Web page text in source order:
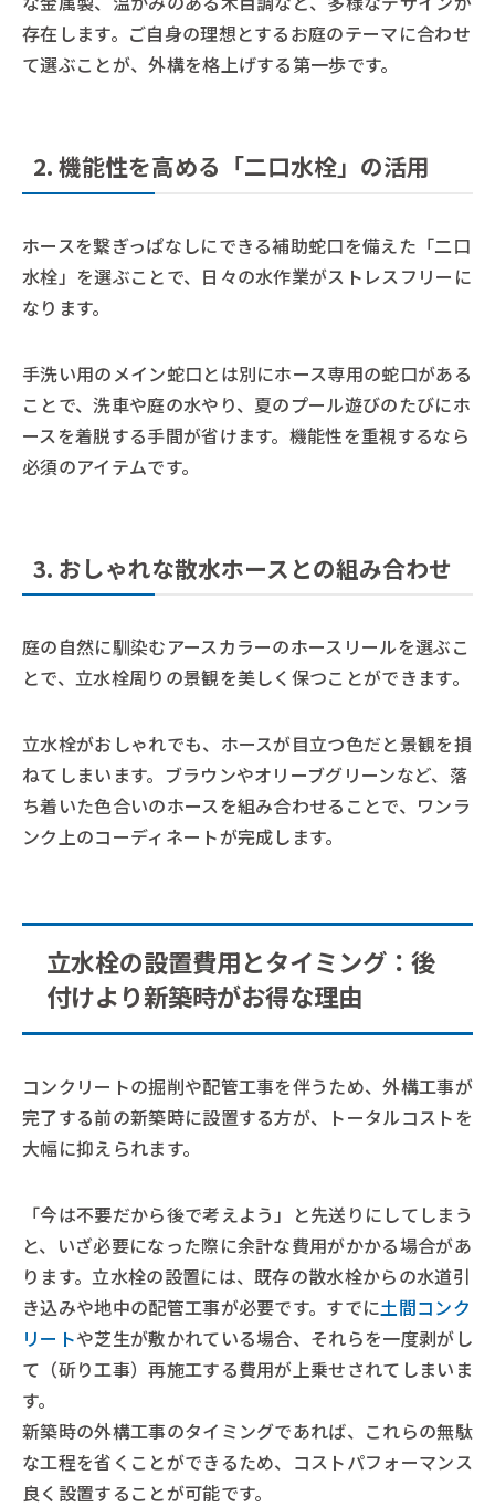
存在します。ご自身の理想とするお庭のテーマに合わせ
て選ぶことが、外構を格上げする第一歩です。
2. 機能性を高める「二口水栓」の活用
ホースを繋ぎっぱなしにできる補助蛇口を備えた「二口
水栓」を選ぶことで、日々の水作業がストレスフリーに
なります。
手洗い用のメイン蛇口とは別にホース専用の蛇口がある
ことで、洗車や庭の水やり、夏のプール遊びのたびにホ
ースを着脱する手間が省けます。機能性を重視するなら
必須のアイテムです。
3. おしゃれな散水ホースとの組み合わせ
庭の自然に馴染むアースカラーのホースリールを選ぶこ
とで、立水栓周りの景観を美しく保つことができます。
立水栓がおしゃれでも、ホースが目立つ色だと景観を損
ねてしまいます。ブラウンやオリーブグリーンなど、落
ち着いた色合いのホースを組み合わせることで、ワンラ
ンク上のコーディネートが完成します。
立水栓の設置費用とタイミング：後
付けより新築時がお得な理由
コンクリートの掘削や配管工事を伴うため、外構工事が
完了する前の新築時に設置する方が、トータルコストを
大幅に抑えられます。
「今は不要だから後で考えよう」と先送りにしてしまう
と、いざ必要になった際に余計な費用がかかる場合があ
ります。立水栓の設置には、既存の散水栓からの水道引
き込みや地中の配管工事が必要です。すでに土間コンク
リートや芝生が敷かれている場合、それらを一度剥がし
て（斫り工事）再施工する費用が上乗せされてしまいま
す。
新築時の外構工事のタイミングであれば、これらの無駄
な工程を省くことができるため、コストパフォーマンス
良く設置することが可能です。